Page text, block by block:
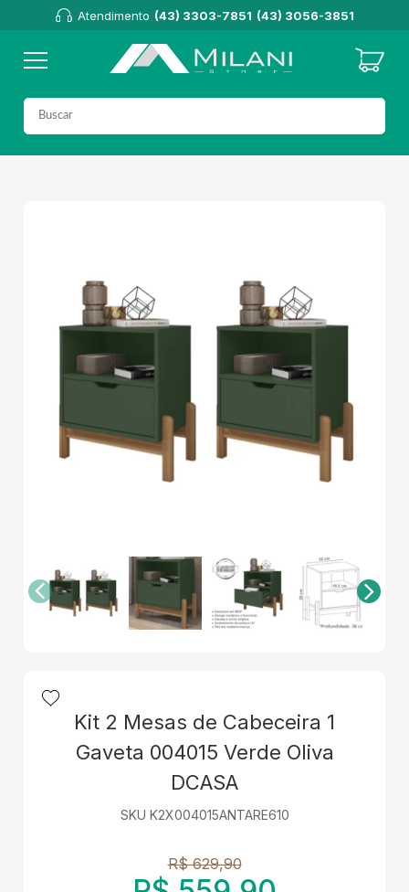
Atendimento (43) 3303-7851 (43) 3056-3851
Kit 2 Mesas de Cabeceira 1
Gaveta 004015 Verde Oliva
DCASA
SKU K2X004015ANTARE610
R$ 629,90